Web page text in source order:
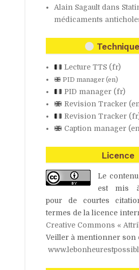
Alain Sagaultdans
médicaments
Technique
Lecture TTS(fr)
PID manager (en)
PID manager (fr)
Revision Tracker
Revision Tracker
Caption manager
Licence
Le
est mis
pour de courtes
termes de la licence
Creative Commons «
Veiller à mentionner son